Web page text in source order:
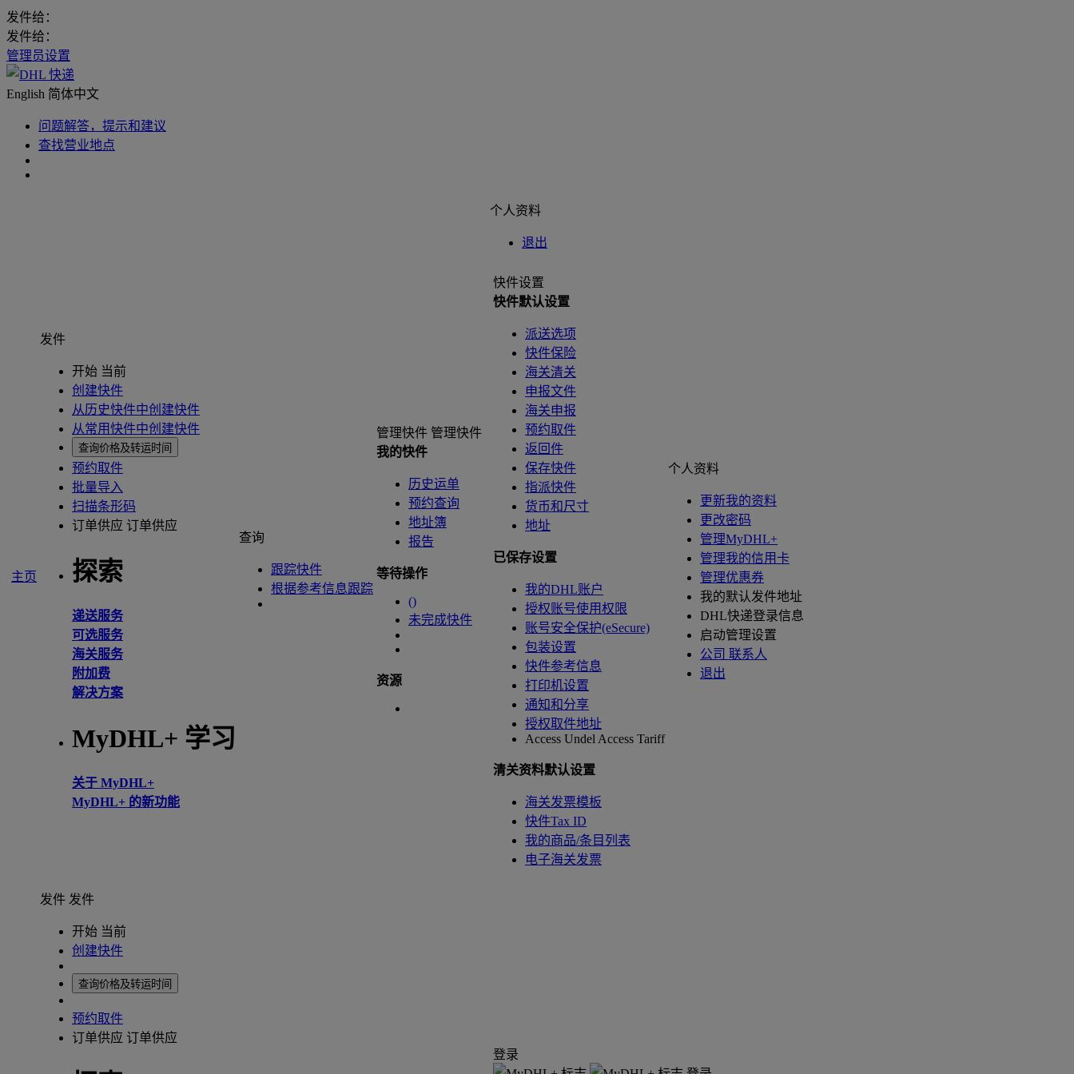
发件给：
发件给：
管理员设置
English 简体中文
问题解答，提示和建议
查找营业地点
个人资料
退出
主页
发件
开始 当前
创建快件
从历史快件中创建快件
从常用快件中创建快件
查询价格及转运时间
预约取件
批量导入
扫描条形码
订单供应 订单供应
探索
递送服务
可选服务
海关服务
附加费
解决方案
MyDHL+ 学习
关于 MyDHL+
MyDHL+ 的新功能
查询
跟踪快件
根据参考信息跟踪
管理快件 管理快件
我的快件
历史运单
预约查询
地址簿
报告
等待操作
()
未完成快件
资源
快件设置
快件默认设置
派送选项
快件保险
海关清关
申报文件
海关申报
预约取件
返回件
保存快件
指派快件
货币和尺寸
地址
已保存设置
我的DHL账户
授权账号使用权限
账号安全保护(eSecure)
包装设置
快件参考信息
打印机设置
通知和分享
授权取件地址
Access Undel Access Tariff
清关资料默认设置
海关发票模板
快件Tax ID
我的商品/条目列表
电子海关发票
个人资料
更新我的资料
更改密码
管理MyDHL+
管理我的信用卡
管理优惠券
我的默认发件地址
DHL快递登录信息
启动管理设置
公司 联系人
退出
发件 发件
开始 当前
创建快件
查询价格及转运时间
预约取件
订单供应 订单供应
登录